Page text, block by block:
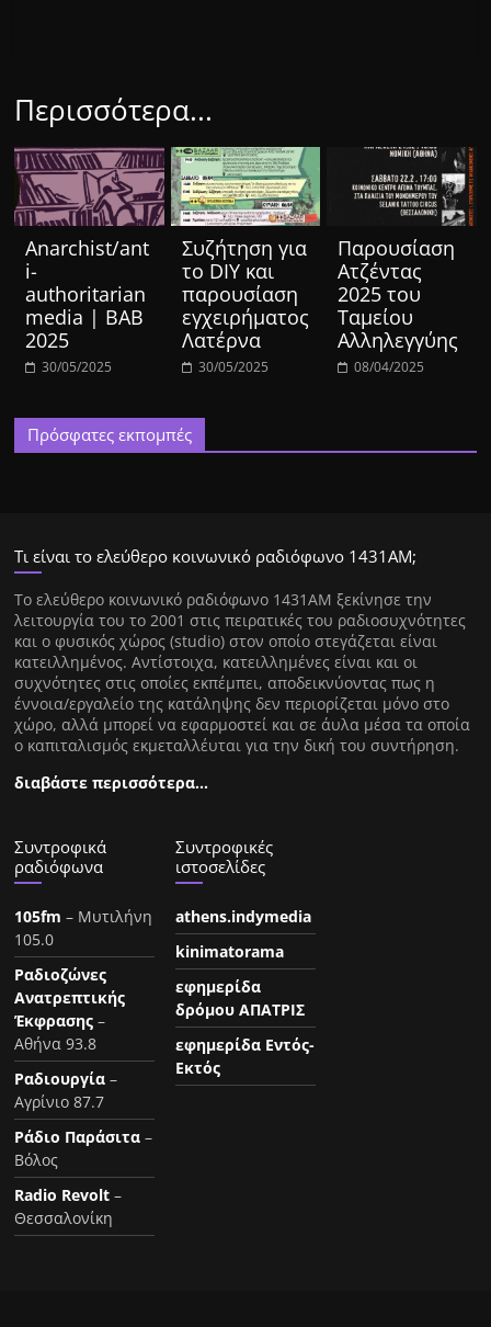
Περισσότερα...
Anarchist/ant
i-
authoritarian
media | BAB
2025
30/05/2025
Συζήτηση για
το DIY και
παρουσίαση
εγχειρήματος
Λατέρνα
30/05/2025
Παρουσίαση
Ατζέντας
2025 του
Ταμείου
Αλληλεγγύης
08/04/2025
Πρόσφατες εκπομπές
Τι είναι το ελεύθερο κοινωνικό ραδιόφωνο 1431ΑΜ;
Tο ελεύθερο κοινωνικό ραδιόφωνο 1431AM ξεκίνησε την
λειτουργία του το 2001 στις πειρατικές του ραδιοσυχνότητες
και ο φυσικός χώρος (studio) στον οποίο στεγάζεται είναι
κατειλλημένος. Αντίστοιχα, κατειλλημένες είναι και οι
συχνότητες στις οποίες εκπέμπει, αποδεικνύοντας πως η
έννοια/εργαλείο της κατάληψης δεν περιορίζεται μόνο στο
χώρο, αλλά μπορεί να εφαρμοστεί και σε άυλα μέσα τα οποία
ο καπιταλισμός εκμεταλλέυται για την δική του συντήρηση.
διαβάστε περισσότερα…
Συντροφικά
ραδιόφωνα
105fm – Μυτιλήνη
105.0
Ραδιοζώνες
Ανατρεπτικής
Έκφρασης –
Αθήνα 93.8
Ραδιουργία –
Αγρίνιο 87.7
Ράδιο Παράσιτα –
Βόλος
Radio Revolt –
Θεσσαλονίκη
Συντροφικές
ιστοσελίδες
athens.indymedia
kinimatorama
εφημερίδα
δρόμου ΑΠΑΤΡΙΣ
εφημερίδα Εντός-
Εκτός